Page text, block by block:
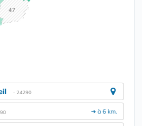
47
- 24290
➔ à 6 km.